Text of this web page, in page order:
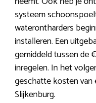
systeem
waterontharders
installeren. Een
gemiddeld tussen de
inregelen. In het
geschatte kosten van
Slijkenburg.